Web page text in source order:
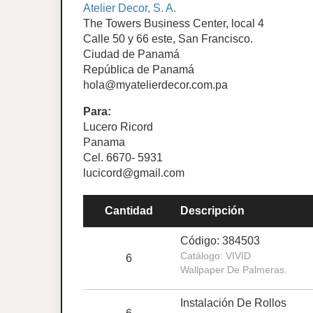
Atelier Decor, S. A.
The Towers Business Center, local 4
Calle 50 y 66 este, San Francisco.
Ciudad de Panamá
República de Panamá
hola@myatelierdecor.com.pa
Para:
Lucero Ricord
Panama
Cel. 6670- 5931
lucicord@gmail.com
Cantidad Descripción
6
Código: 384503
Catálogo: VIVID
Wallpaper De Palmeras.
Instalación De Rollos